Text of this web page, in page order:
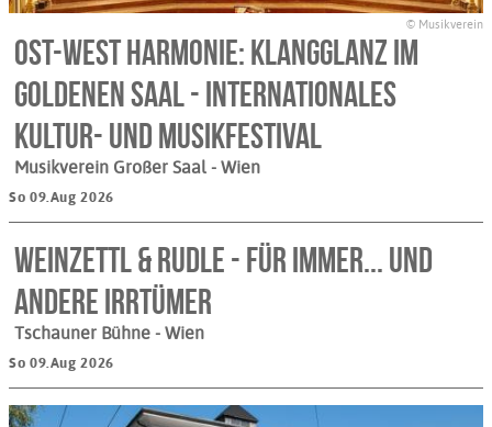
© Musikverein
Ost-West Harmonie: Klangglanz im
Goldenen Saal - Internationales
Kultur- und Musikfestival
Musikverein Großer Saal - Wien
So 09.Aug 2026
WEINZETTL & RUDLE - Für immer... und
andere Irrtümer
Tschauner Bühne - Wien
So 09.Aug 2026